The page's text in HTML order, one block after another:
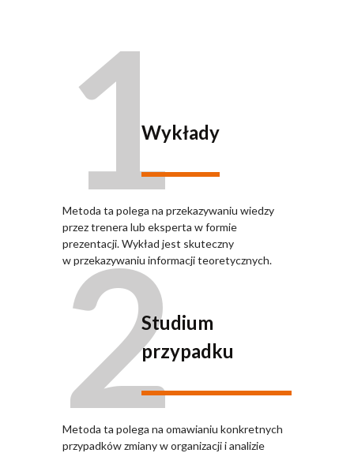
1Wykłady
Metoda ta polega na przekazywaniu wiedzy
przez trenera lub eksperta w formie
prezentacji. Wykład jest skuteczny
w przekazywaniu informacji teoretycznych.
2Studium
przypadku
Metoda ta polega na omawianiu konkretnych
przypadków zmiany w organizacji i analizie